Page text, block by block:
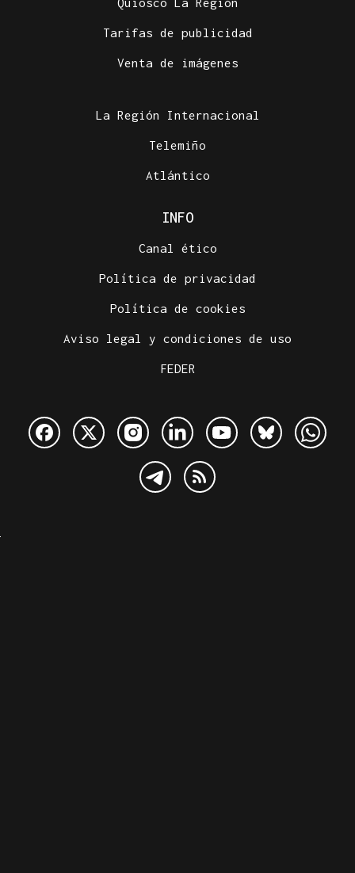
Tarifas de publicidad
Venta de imágenes
La Región Internacional
Telemiño
Atlántico
INFO
Canal ético
Política de privacidad
Política de cookies
Aviso legal y condiciones de uso
FEDER